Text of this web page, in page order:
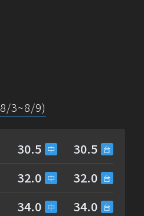
3~8/9)
30.5 30.5
32.0 32.0
34.0 34.0